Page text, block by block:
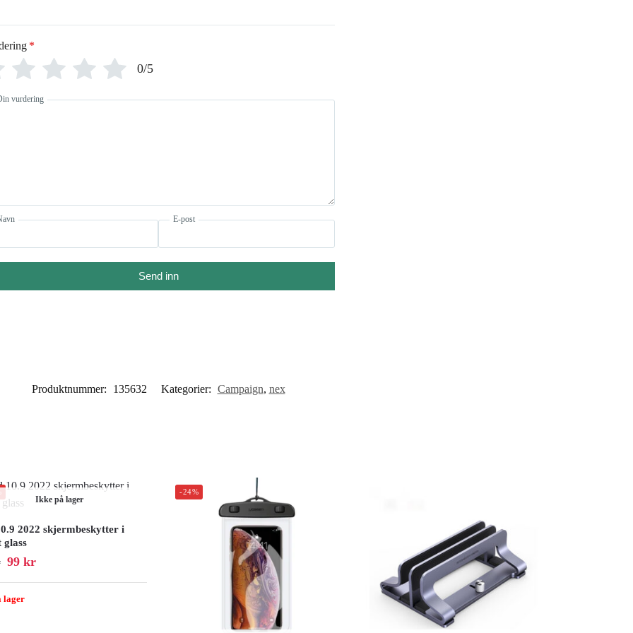
*
0/5
vurdering
E-post
Send inn
Produktnummer: 135632 Kategorier: Campaign, nex
Ikke på lager
2022 skjermbeskytter i
glass
99 kr
lager
-24%